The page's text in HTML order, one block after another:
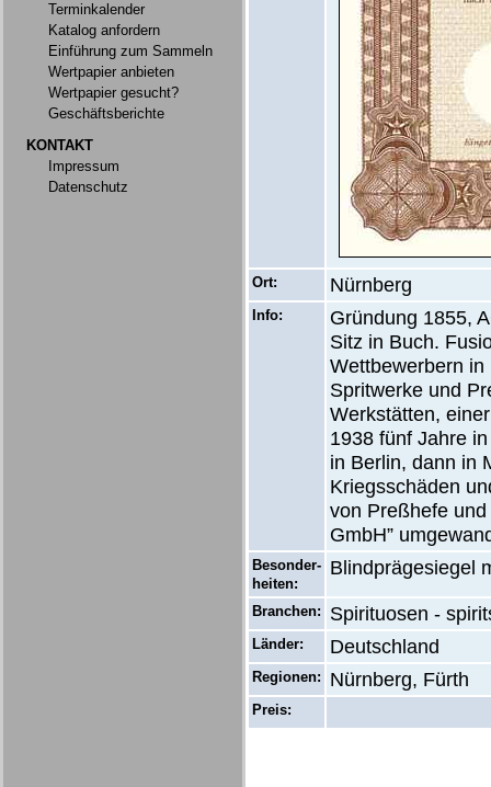
Terminkalender
Katalog anfordern
Einführung zum Sammeln
Wertpapier anbieten
Wertpapier gesucht?
Geschäftsberichte
KONTAKT
Impressum
Datenschutz
Ort: Nürnberg
Info:
Gründung 1855,
Sitz in Buch.
Wettbewerbern in
Spritwerke und
Werkstätten,
1938 fünf Jahre
in Berlin, dann in
Kriegsschäden
von Preßhefe
GmbH”
Besonder-
heiten:
Blindprägesiegel
Branchen: Spirituosen -
Länder: Deutschland
Regionen: Nürnberg, Fürth
Preis: